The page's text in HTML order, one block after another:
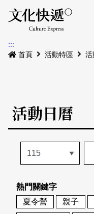
最新公告
本期專題
歷史專題
活動特區
活動列表
地圖搜尋
關於我們
關於我們
會員基本資料
網站導覽
:::
首頁
活動特區 活
活動日曆
熱門關鍵字
夏令營
親子